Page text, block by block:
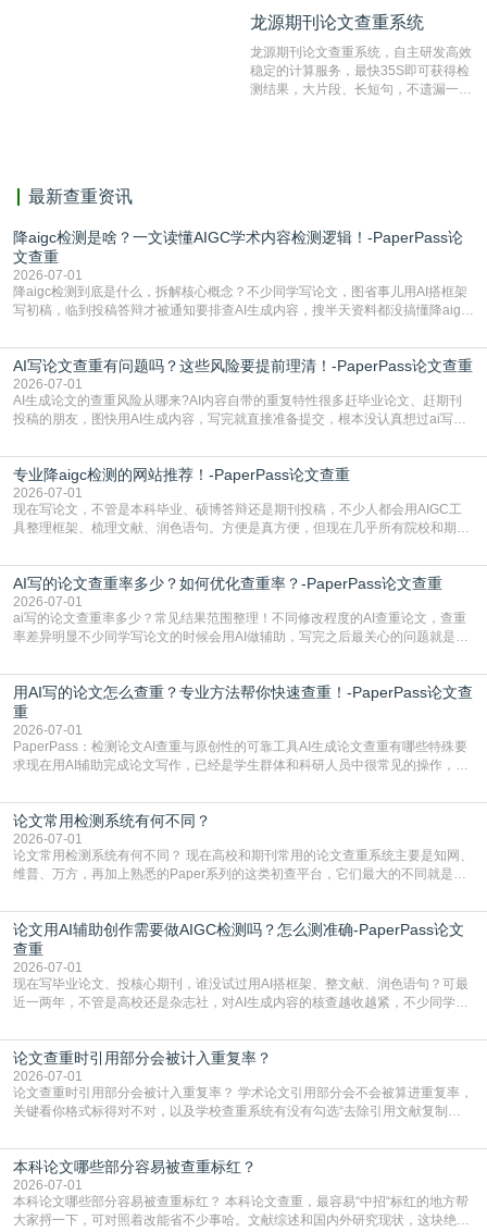
对，利用指纹索引快速而精准地在云检
有相似的片段，该项技术检测速度快、
准确率高，市场反映良好。
龙源期刊论文查重系统
龙源期刊论文查重系统，自主研发高效
稳定的计算服务，最快35S即可获得检
测结果，大片段、长短句，不遗漏一处
最新查重资讯
降aigc检测是啥？一文读懂AIGC学术内容检测逻辑！-PaperPass论
文查重
2026-07-01
降aigc检测到底是什么，拆解核心概念？不少同学写论文，图省事儿用AI搭框架
写初稿，临到投稿答辩才被通知要排查AI生成内容，搜半天资料都没搞懂降aigc
怕是已经入行的科研人员，不少人也搞不清降aigc检测是啥，对相关要求摸不
准。其实，降aigc检测是伴随AIGC工具在学术领域普及诞生的新需求，核心是为
了满足现在高校、期刊对AI生
AI写论文查重有问题吗？这些风险要提前理清！-PaperPass论文查重
2026-07-01
AI生成论文的查重风险从哪来?AI内容自带的重复特性很多赶毕业论文、赶期刊
投稿的朋友，图快用AI生成内容，写完就直接准备提交，根本没认真想过ai写论
自带不可忽视的查重风险。AI训练依赖海量公开的文本数据，生成内容本质是基
于训练数据的概率拼接，不是从零开始的原创创作。生成过程中，很容易复用已
有的高频公共表述，甚至直接拼接已经公开
专业降aigc检测的网站推荐！-PaperPass论文查重
2026-07-01
现在写论文，不管是本科毕业、硕博答辩还是期刊投稿，不少人都会用AIGC工
具整理框架、梳理文献、润色语句。方便是真方便，但现在几乎所有院校和期刊
五遍还是过不了预检测的大有人在，这时候，找到靠谱的降AIGC检测率的网
站，就能少走好多弯路。PaperPass：守护学术原创性的智能伙伴AIGC生成内
容的学术合规痛点去年帮一个本科师弟改
AI写的论文查重率多少？如何优化查重率？-PaperPass论文查重
2026-07-01
ai写的论文查重率多少？常见结果范围整理！不同修改程度的AI查重论文，查重
率差异明显不少同学写论文的时候会用AI做辅助，写完之后最关心的问题就是ai
实际情况和大家想的不太一样。AI训练依赖海量公开学术文献、网络内容，生成
内容本质是按照语义概率拼接已有内容，很容易和已发布的作品撞重复，甚至会
直接引用整段已有内容，所以查重率偏高是
用AI写的论文怎么查重？专业方法帮你快速查重！-PaperPass论文查
重
2026-07-01
PaperPass：检测论文AI查重与原创性的可靠工具AI生成论文查重有哪些特殊要
求现在用AI辅助完成论文写作，已经是学生群体和科研人员中很常见的操作，不
但很多人忽略了，AI生成的内容天生带有重复风险——训练AI的数据集本身就包
含大量已公开的学术内容、网络原创内容，AI输出内容时很容易无意识拼接出重
复片
论文常用检测系统有何不同？
2026-07-01
论文常用检测系统有何不同？ 现在高校和期刊常用的论文查重系统主要是知网、
维普、万方，再加上熟悉的Paper系列的这类初查平台，它们最大的不同就是数
查数值误导。知网（CNKI）是学校定稿检测的绝对主流。本科用PMLC，含大学
生联合比对库，能比历届学长论文，硕博用VIP/TMLC，含学术论文联合比对
库，期刊投稿用AMLMC/SML
论文用AI辅助创作需要做AIGC检测吗？怎么测准确-PaperPass论文
查重
2026-07-01
现在写毕业论文、投核心期刊，谁没试过用AI搭框架、整文献、润色语句？可最
近一两年，不管是高校还是杂志社，对AI生成内容的核查越收越紧，不少同学投
真的太亏。提前做AIGC检测，已经成了很多过来人交稿前必做的一步。为什么
AIGC检测成了论文答辩投稿前的必备项？可能还有不少人觉得，我就用AI搭了个
框架，内容都是自己写的，至于做AIG
论文查重时引用部分会被计入重复率？
2026-07-01
论文查重时引用部分会被计入重复率？ 学术论文引用部分会不会被算进重复率，
关键看你格式标得对不对，以及学校查重系统有没有勾选“去除引用文献复制
独占一行，每条文献用[1][2]方括号编号、与正文一一对应，著录项符合GB/T
7714（作者、题名、刊名、年、卷期、页码齐全，标点用半角）；查重系统识别
成功后通常把这段标为引用，
本科论文哪些部分容易被查重标红？
2026-07-01
本科论文哪些部分容易被查重标红？ 本科论文查重，最容易“中招“标红的地方帮
大家捋一下，可对照着改能省不少事哈。文献综述和国内外研究现状，这块绝对